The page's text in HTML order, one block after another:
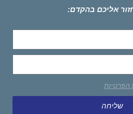
אליכם בהקדם:
הפרטיות
שליחה